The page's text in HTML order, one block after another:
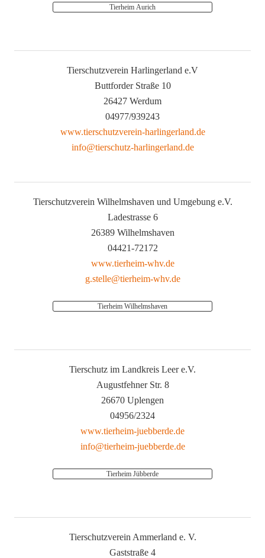
Tierheim Aurich
Tierschutzverein Harlingerland e.V
Buttforder Straße 10
26427 Werdum
04977/939243
www.tierschutzverein-harlingerland.de
info@tierschutz-harlingerland.de
Tierschutzverein Wilhelmshaven und Umgebung e.V.
Ladestrasse 6
26389 Wilhelmshaven
04421-72172
www.tierheim-whv.de
g.stelle@tierheim-whv.de
Tierheim Wilhelmshaven
Tierschutz im Landkreis Leer e.V.
Augustfehner Str. 8
26670 Uplengen
04956/2324
www.tierheim-juebberde.de
info@tierheim-juebberde.de
Tierheim Jübberde
Tierschutzverein Ammerland e. V.
Gaststraße 4